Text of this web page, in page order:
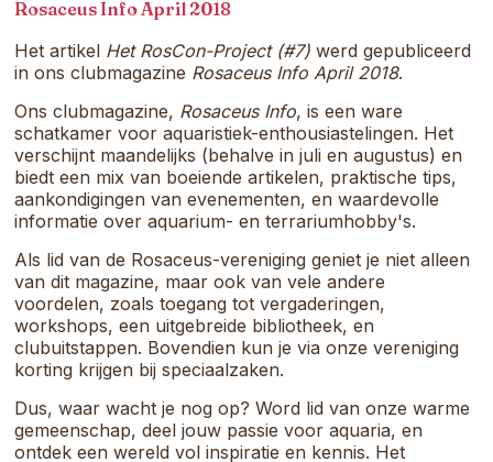
samenkomt.
Rosaceus Info April 2018
Het artikel Het RosCon-Project (#7) werd gepubliceerd
in ons clubmagazine Rosaceus Info April 2018.
Ons clubmagazine, Rosaceus Info, is een ware
schatkamer voor aquaristiek-enthousiastelingen. Het
verschijnt maandelijks (behalve in juli en augustus) en
biedt een mix van boeiende artikelen, praktische tips,
aankondigingen van evenementen, en waardevolle
informatie over aquarium- en terrariumhobby's.
Als lid van de Rosaceus-vereniging geniet je niet alleen
van dit magazine, maar ook van vele andere
voordelen, zoals toegang tot vergaderingen,
workshops, een uitgebreide bibliotheek, en
clubuitstappen. Bovendien kun je via onze vereniging
korting krijgen bij speciaalzaken.
Dus, waar wacht je nog op? Word lid van onze warme
gemeenschap, deel jouw passie voor aquaria, en
ontdek een wereld vol inspiratie en kennis. Het